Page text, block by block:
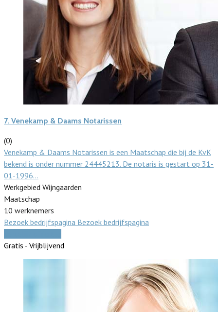
7. Venekamp & Daams Notarissen
(0)
Venekamp & Daams Notarissen is een Maatschap die bij de KvK
bekend is onder nummer 24445213. De notaris is gestart op 31-
01-1996…
Werkgebied Wijngaarden
Maatschap
10 werknemers
Bezoek bedrijfspagina Bezoek bedrijfspagina
Gratis - Vrijblijvend